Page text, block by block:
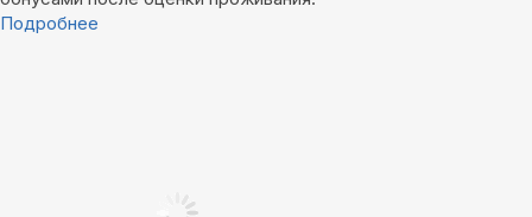
Подробнее